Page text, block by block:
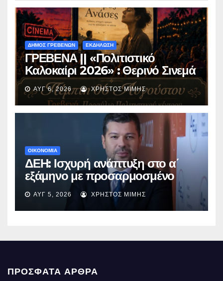
ΔΗΜΟΣ ΓΡΕΒΕΝΩΝ ΕΚΔΗΛΩΣΗ
ΓΡΕΒΕΝΑ || «Πολιτιστικό
Καλοκαίρι 2026» : Θερινό Σινεμά
με την βραβευμένη ταινία
«Μικρές Ανάσες».
ΑΥΓ 6, 2026 ΧΡΉΣΤΟΣ ΜΊΜΗΣ
ΟΙΚΟΝΟΜΙΑ
ΔΕΗ: Ισχυρή ανάπτυξη στο α΄
εξάμηνο με προσαρμοσμένο
EBITDA στα €1,2 δισ.
ΑΥΓ 5, 2026 ΧΡΉΣΤΟΣ ΜΊΜΗΣ
ΠΡΌΣΦΑΤΑ ΆΡΘΡΑ